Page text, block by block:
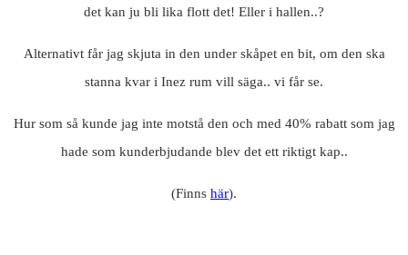
det kan ju bli lika flott det! Eller i hallen..?
Alternativt får jag skjuta in den under skåpet en bit, om den ska
stanna kvar i Inez rum vill säga.. vi får se.
Hur som så kunde jag inte motstå den och med 40% rabatt som jag
hade som kunderbjudande blev det ett riktigt kap..
(Finns här).